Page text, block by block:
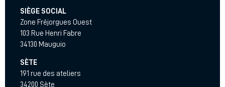
SIÈGE SOCIAL
Zone Fréjorgues Ouest
103 Rue Henri Fabre
34130 Mauguio
SÈTE
191 rue des ateliers
34200 Sète